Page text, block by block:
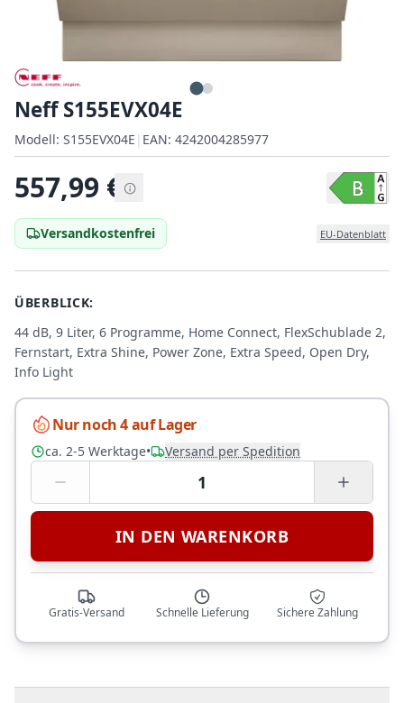
Neff S155EVX04E
Modell:
Modell: S155EVX04E |EAN:
EAN: 4242004285977
557,99 €
Versandkostenfrei EU-Datenblatt
ÜBERBLICK:
44 dB, 9 Liter, 6 Programme, Home Connect, FlexSchublade 2,
Fernstart, Extra Shine, Power Zone, Extra Speed, Open Dry,
Info Light
Nur noch 4 auf Lager
ca. 2-5 Werktage• Versand per Spedition
1
IN DEN WARENKORB
Gratis-Versand Schnelle Lieferung Sichere Zahlung